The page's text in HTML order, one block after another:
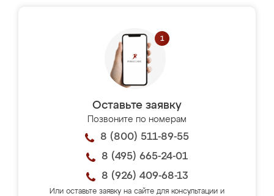
Оставьте заявку
Позвоните по номерам
8 (800) 511-89-55
8 (495) 665-24-01
8 (926) 409-68-13
Или оставьте заявку на сайте для консультации и